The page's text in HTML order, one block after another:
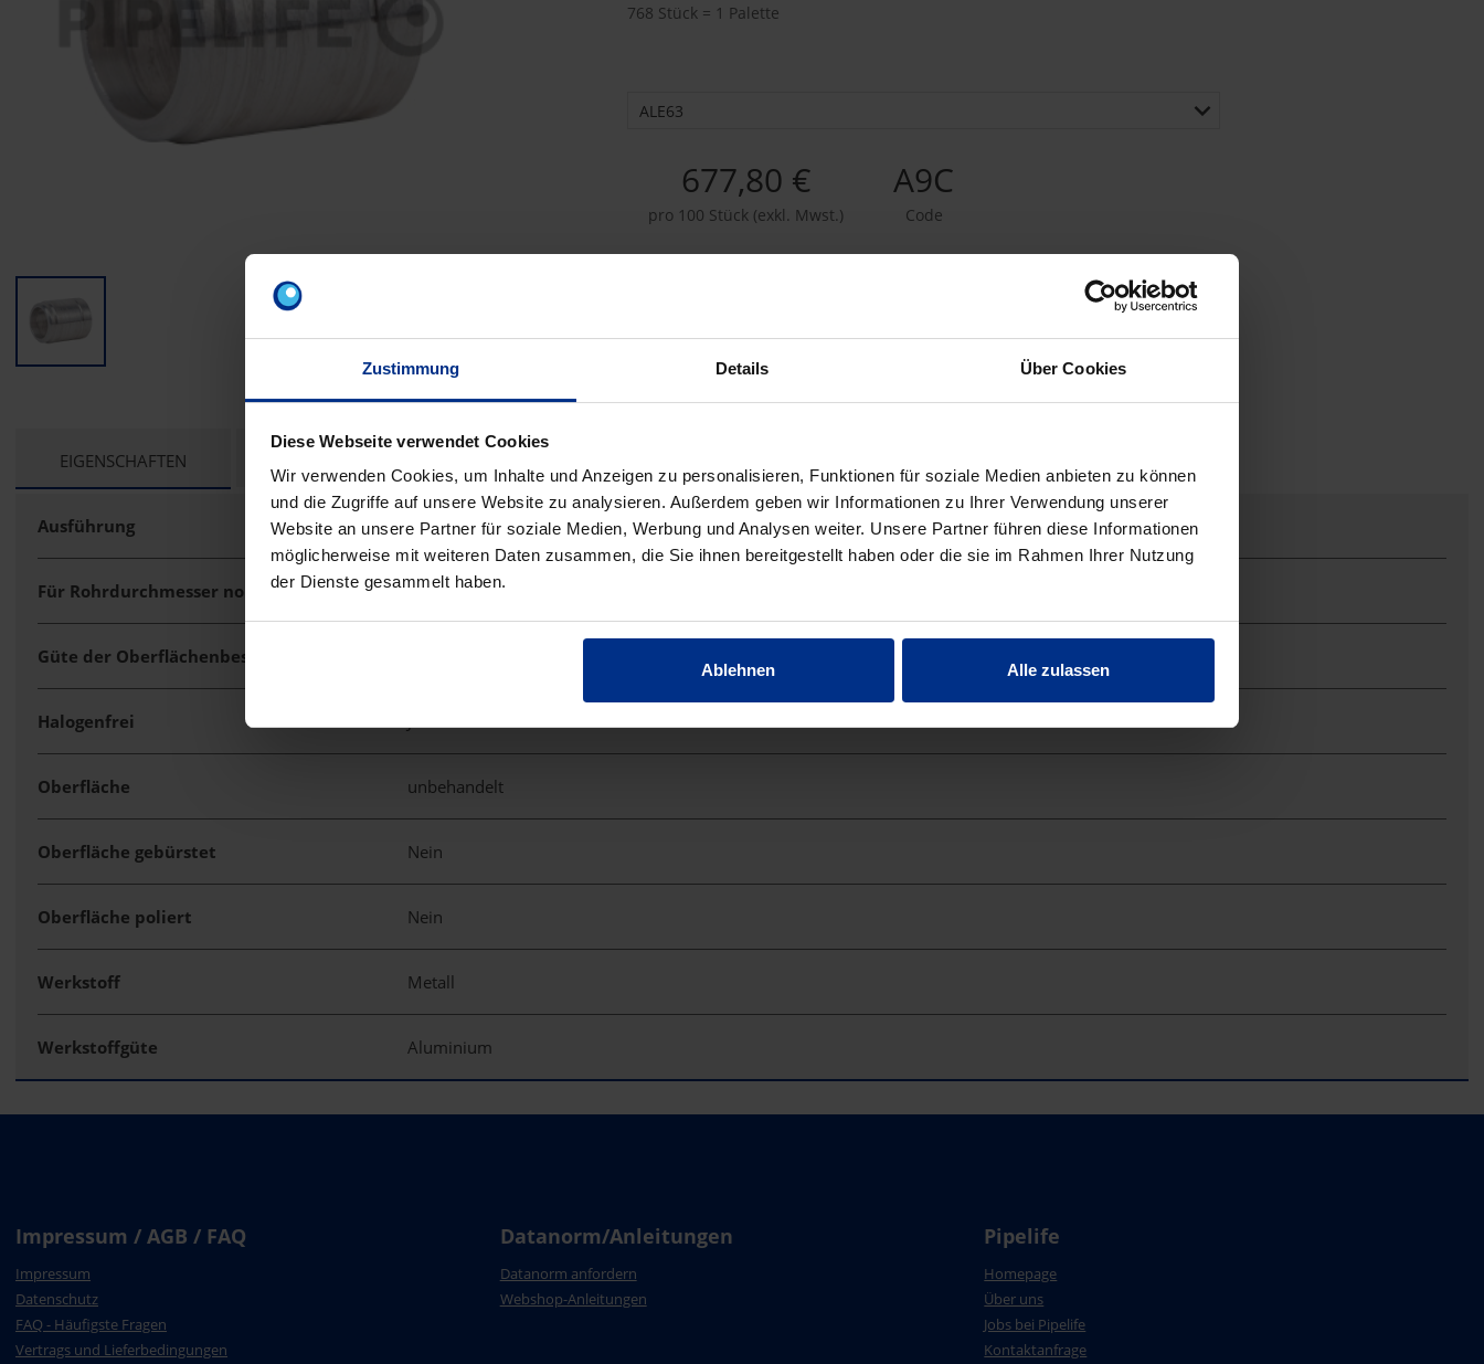
Zustimmung Details Über Cookies
Diese Webseite verwendet Cookies
Wir verwenden Cookies, um Inhalte und Anzeigen zu personalisieren, Funktionen für soziale Medien anbieten zu können
und die Zugriffe auf unsere Website zu analysieren. Außerdem geben wir Informationen zu Ihrer Verwendung unserer
Website an unsere Partner für soziale Medien, Werbung und Analysen weiter. Unsere Partner führen diese Informationen
möglicherweise mit weiteren Daten zusammen, die Sie ihnen bereitgestellt haben oder die sie im Rahmen Ihrer Nutzung
der Dienste gesammelt haben.
Ablehnen Alle zulassen
768 Stück = 1 Palette
ALE63
677,80 €
pro 100 Stück (exkl. Mwst.)
A9C
Code
CURRENT
EIGENSCHAFTEN
Ausführung Steck
Für Rohrdurchmesser nominal 63 mm
Güte der Oberflächenbeschichtung
Halogenfrei
Oberfläche unbehandelt
Oberfläche gebürstet Nein
Oberfläche poliert Nein
Werkstoff Metall
Werkstoffgüte Aluminium
Impressum / AGB / FAQ
Impressum
Datenschutz
FAQ - Häufigste Fragen
Vertrags und Lieferbedingungen
Datanorm/Anleitungen
Datanorm anfordern
Webshop-Anleitungen
Pipelife
Homepage
Über uns
Jobs bei Pipelife
Kontaktanfrage